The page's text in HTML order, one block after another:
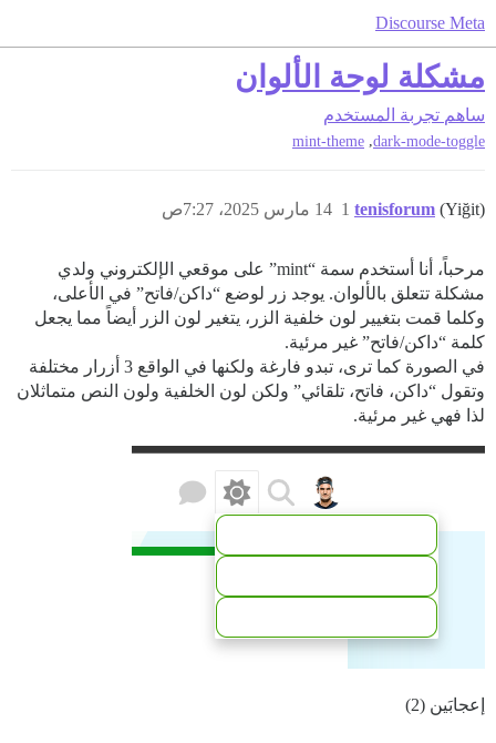
Discourse Meta
مشكلة لوحة الألوان
ساهم تجربة المستخدم
dark-mode-toggle
,
mint-theme
tenisforum (Yiğit) 14 مارس 2025، 7:27ص 1
مرحباً، أنا أستخدم سمة “mint” على موقعي الإلكتروني ولدي
مشكلة تتعلق بالألوان. يوجد زر لوضع “داكن/فاتح” في الأعلى،
وكلما قمت بتغيير لون خلفية الزر، يتغير لون الزر أيضاً مما يجعل
كلمة “داكن/فاتح” غير مرئية.
في الصورة كما ترى، تبدو فارغة ولكنها في الواقع 3 أزرار مختلفة
وتقول “داكن، فاتح، تلقائي” ولكن لون الخلفية ولون النص متماثلان
لذا فهي غير مرئية.
إعجابَين (2)